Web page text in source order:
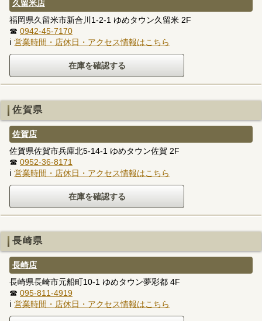
久留米店
福岡県久留米市新合川1-2-1 ゆめタウン久留米 2F
☎ 0942-45-7170
ℹ 営業時間・店休日・アクセス情報はこちら
佐賀県
佐賀店
佐賀県佐賀市兵庫北5-14-1 ゆめタウン佐賀 2F
☎ 0952-36-8171
ℹ 営業時間・店休日・アクセス情報はこちら
長崎県
長崎店
長崎県長崎市元船町10-1 ゆめタウン夢彩都 4F
☎ 095-811-4919
ℹ 営業時間・店休日・アクセス情報はこちら